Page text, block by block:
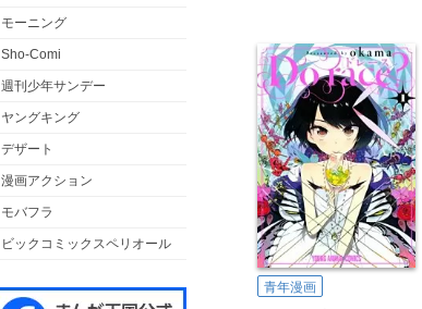
モーニング
Sho-Comi
週刊少年サンデー
ヤングキング
デザート
漫画アクション
モバフラ
ビックコミックスペリオール
青年漫画